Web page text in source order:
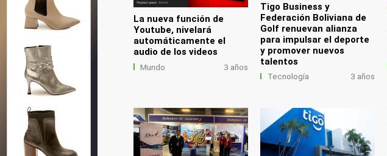
La nueva función de
Youtube, nivelará
automáticamente el
audio de los videos
Mundo 3 años
Tigo Business y
Federación Boliviana de
Golf renuevan alianza
para impulsar el deporte
y promover nuevos
talentos
Tecnología 3 años